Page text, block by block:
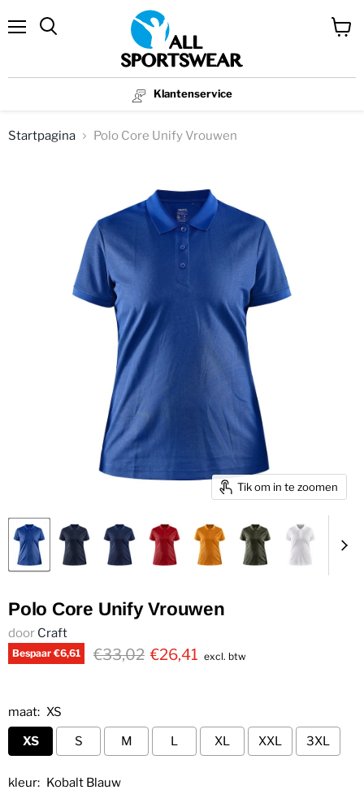
Klantenservice
Startpagina Polo Core Unify Vrouwen
Tik om in te zoomen
Polo Core Unify Vrouwen
door Craft
Bespaar €6,61 €33,02 €26,41 excl. btw
maat: XS
XS
S M L XL XXL 3XL
kleur: Kobalt Blauw